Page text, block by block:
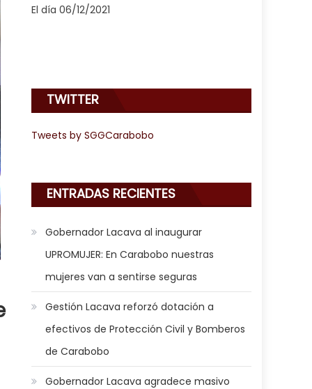
El día 06/12/2021
TWITTER
Tweets by SGGCarabobo
ENTRADAS RECIENTES
Gobernador Lacava al inaugurar
UPROMUJER: En Carabobo nuestras
mujeres van a sentirse seguras
Gestión Lacava reforzó dotación a
efectivos de Protección Civil y Bomberos
de Carabobo
Gobernador Lacava agradece masivo